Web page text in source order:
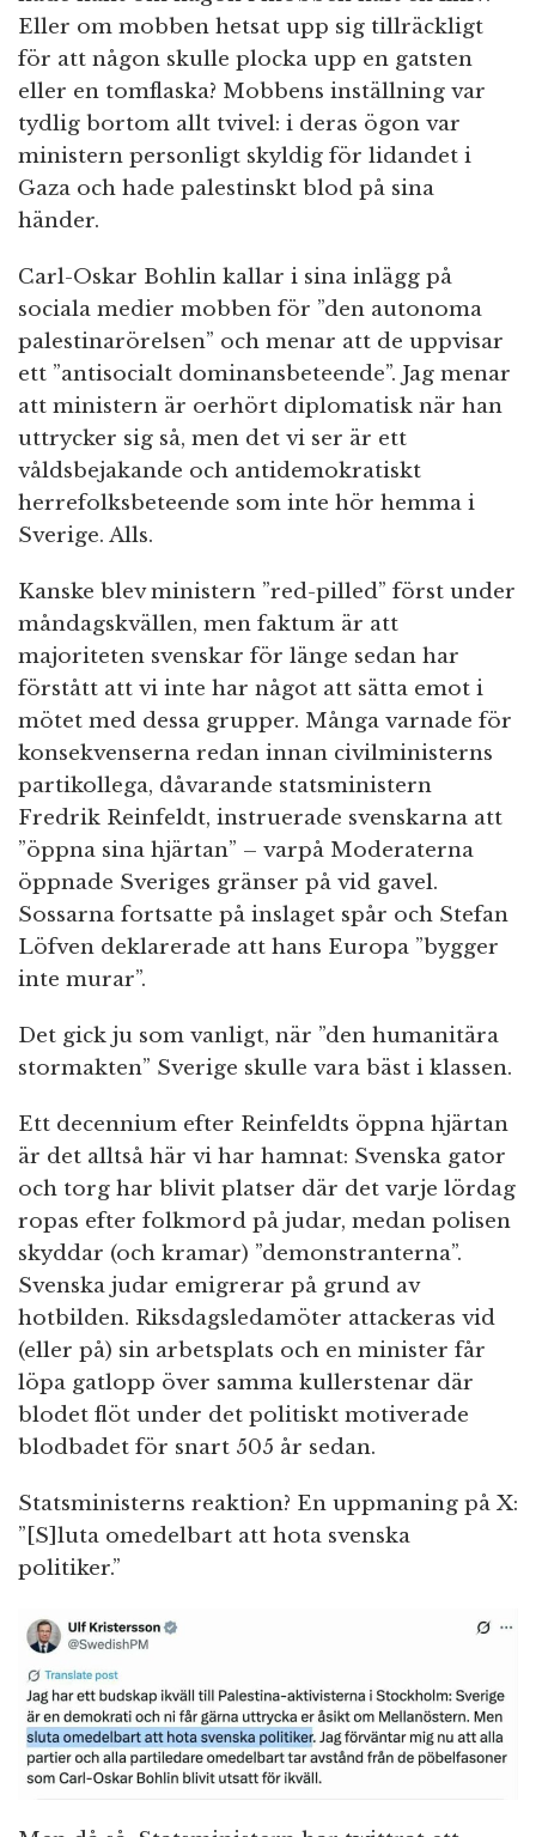
Eller om mobben hetsat upp sig tillräckligt
för att någon skulle plocka upp en gatsten
eller en tomflaska? Mobbens inställning var
tydlig bortom allt tvivel: i deras ögon var
ministern personligt skyldig för lidandet i
Gaza och hade palestinskt blod på sina
händer.
Carl-Oskar Bohlin kallar i sina inlägg på
sociala medier mobben för ”den autonoma
palestinarörelsen” och menar att de uppvisar
ett ”antisocialt dominansbeteende”. Jag menar
att ministern är oerhört diplomatisk när han
uttrycker sig så, men det vi ser är ett
våldsbejakande och antidemokratiskt
herrefolksbeteende som inte hör hemma i
Sverige. Alls.
Kanske blev ministern ”red-pilled” först under
måndagskvällen, men faktum är att
majoriteten svenskar för länge sedan har
förstått att vi inte har något att sätta emot i
mötet med dessa grupper. Många varnade för
konsekvenserna redan innan civilministerns
partikollega, dåvarande statsministern
Fredrik Reinfeldt, instruerade svenskarna att
”öppna sina hjärtan” – varpå Moderaterna
öppnade Sveriges gränser på vid gavel.
Sossarna fortsatte på inslaget spår och Stefan
Löfven deklarerade att hans Europa ”bygger
inte murar”.
Det gick ju som vanligt, när ”den humanitära
stormakten” Sverige skulle vara bäst i klassen.
Ett decennium efter Reinfeldts öppna hjärtan
är det alltså här vi har hamnat: Svenska gator
och torg har blivit platser där det varje lördag
ropas efter folkmord på judar, medan polisen
skyddar (och kramar) ”demonstranterna”.
Svenska judar emigrerar på grund av
hotbilden. Riksdagsledamöter attackeras vid
(eller på) sin arbetsplats och en minister får
löpa gatlopp över samma kullerstenar där
blodet flöt under det politiskt motiverade
blodbadet för snart 505 år sedan.
Statsministerns reaktion? En uppmaning på X:
”[S]luta omedelbart att hota svenska
politiker.”